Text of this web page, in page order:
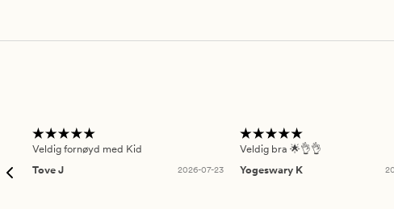
Veldig fornøyd med Kid
Tove J
2026-07-23
Veldig bra 🌟👌👌
Yogeswary K